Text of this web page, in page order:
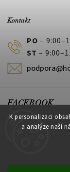
K personalizaci
a analýze naší
Kontakt
PO –
ST –
FACEBOOK